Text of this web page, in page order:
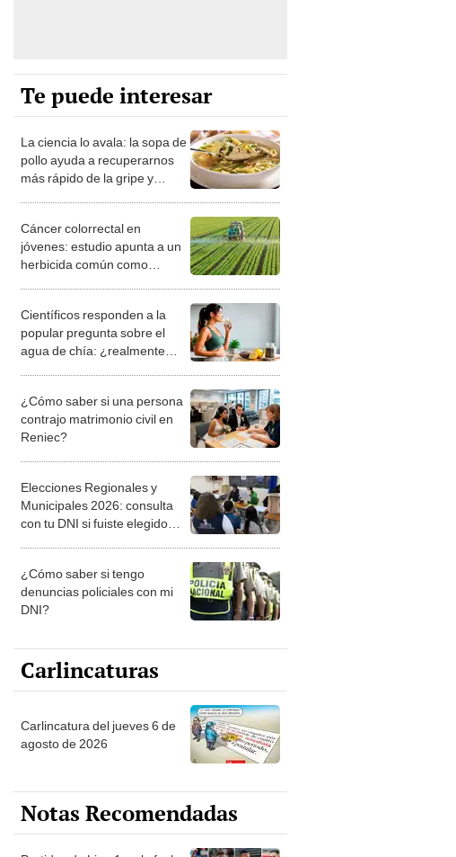
Te puede interesar
La ciencia lo avala: la sopa de
pollo ayuda a recuperarnos
más rápido de la gripe y
Cáncer colorrectal en
jóvenes: estudio apunta a un
herbicida común como
Científicos responden a la
popular pregunta sobre el
agua de chía: ¿realmente
¿Cómo saber si una persona
contrajo matrimonio civil en
Reniec?
Elecciones Regionales y
Municipales 2026: consulta
con tu DNI si fuiste elegido
la ONPE
¿Cómo saber si tengo
denuncias policiales con mi
DNI?
Carlincaturas
Carlincatura del jueves 6 de
agosto de 2026
Notas Recomendadas